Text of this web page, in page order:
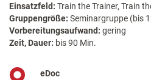
Einsatzfeld: Train the Trainer, Train
Gruppengröße: Seminargruppe (bis
Vorbereitungsaufwand: gering
Zeit, Dauer: bis 90 Min.
eDoc